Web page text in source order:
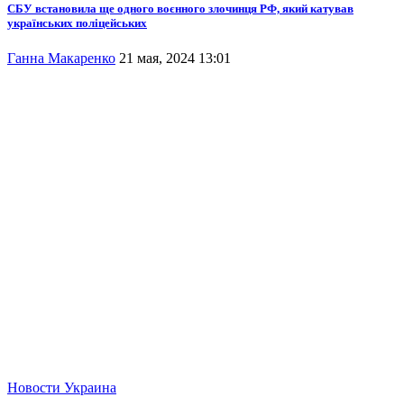
СБУ встановила ще одного воєнного злочинця РФ, який катував
українських поліцейських
Ганна Макаренко 21 мая, 2024 13:01
Новости Украина